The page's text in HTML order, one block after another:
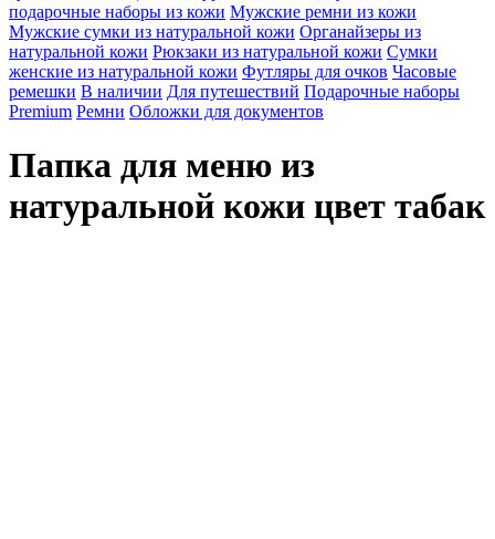
подарочные наборы из кожи Мужские ремни из кожи
Мужские сумки из натуральной кожи Органайзеры из
натуральной кожи Рюкзаки из натуральной кожи Сумки
женские из натуральной кожи Футляры для очков Часовые
ремешки В наличии Для путешествий Подарочные наборы
Premium Ремни Обложки для документов
Папка для меню из
натуральной кожи цвет табак